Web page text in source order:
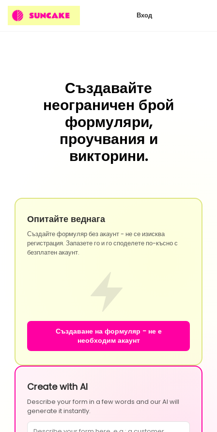
Вход
Създавайте
неограничен брой
формуляри,
проучвания и
викторини.
Опитайте веднага
Създайте формуляр без акаунт - не се изисква
регистрация. Запазете го и го споделете по-късно с
безплатен акаунт.
Създаване на формуляр - не е
необходим акаунт
Create with AI
Describe your form in a few words and our AI will
generate it instantly.